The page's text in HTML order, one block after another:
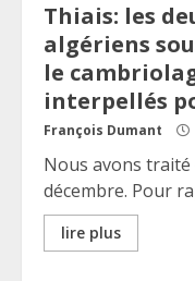
Thiais: les
algériens
le
interpellés
François Dumant
Nous avons traité
décembre. Pour
lire plus